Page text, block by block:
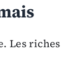
Les riches